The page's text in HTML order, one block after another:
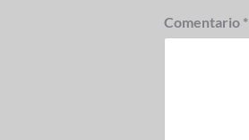
Comentario *